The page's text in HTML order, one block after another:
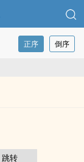
正序 倒序